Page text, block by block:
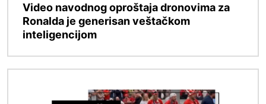
Video navodnog oproštaja dronovima za
Ronalda je generisan veštačkom
inteligencijom